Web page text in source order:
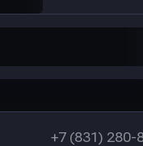
+7 (831) 280-